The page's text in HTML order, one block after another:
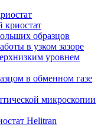
криостат
образцов
в узком зазоре
уровнем
в обменном газе
микроскопии
Helitran